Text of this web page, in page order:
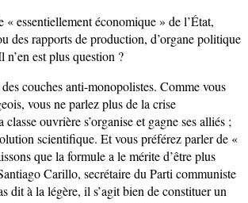
essentiellement économique » de l’État,
des rapports de production, d’organe politique
n’en est plus question ?
couches anti-monopolistes. Comme vous
vous ne parlez plus de la crise
ouvrière s’organise et gagne ses alliés ;
scientifique. Et vous préférez parler de «
que la formule a le mérite d’être plus
Carillo, secrétaire du Parti communiste
dit à la légère, il s’agit bien de constituer un